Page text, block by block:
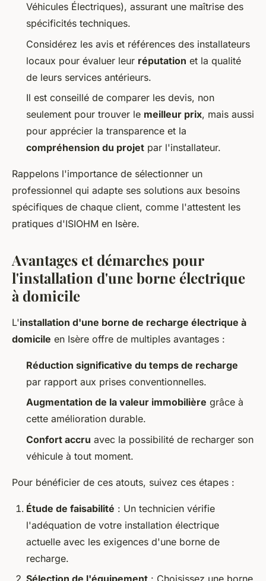
Véhicules Électriques), assurant une maîtrise des
spécificités techniques.
Considérez les avis et références des installateurs
locaux pour évaluer leur réputation et la qualité
de leurs services antérieurs.
Il est conseillé de comparer les devis, non
seulement pour trouver le meilleur prix, mais aussi
pour apprécier la transparence et la
compréhension du projet par l'installateur.
Rappelons l'importance de sélectionner un
professionnel qui adapte ses solutions aux besoins
spécifiques de chaque client, comme l'attestent les
pratiques d'ISIOHM en Isère.
Avantages et démarches pour
l'installation d'une borne électrique
à domicile
L'installation d'une borne de recharge électrique à
domicile en Isère offre de multiples avantages :
Réduction significative du temps de recharge
par rapport aux prises conventionnelles.
Augmentation de la valeur immobilière grâce à
cette amélioration durable.
Confort accru avec la possibilité de recharger son
véhicule à tout moment.
Pour bénéficier de ces atouts, suivez ces étapes :
Étude de faisabilité : Un technicien vérifie
l'adéquation de votre installation électrique
actuelle avec les exigences d'une borne de
recharge.